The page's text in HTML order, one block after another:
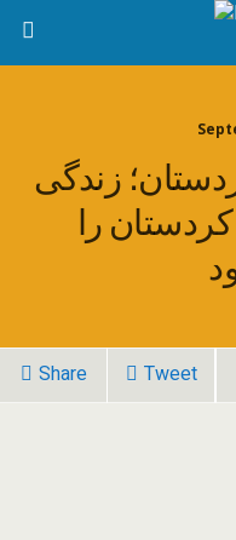
زندگی
را
Share Tweet